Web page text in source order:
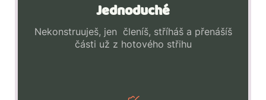
Jednoduché
Nekonstruuješ, jen členíš, stříháš a přenášíš
části už z hotového střihu